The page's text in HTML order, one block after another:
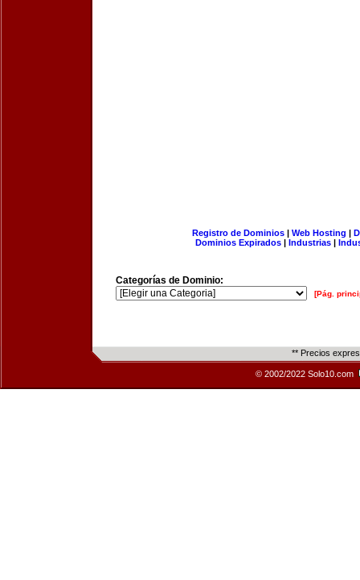
Registro de Dominios| Web Hosting |
Dominios Expirados | Industrias |
Categorías de Dominio:
[Pág.
** Precios
© 2002/2022 Solo10.com